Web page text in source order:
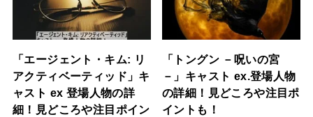
「エージェント・キム: リ
アクティベーティッド」キ
ャスト ex 登場人物の詳
細！見どころや注目ポイン
「トングン －呪いの宮
－」キャスト ex.登場人物
の詳細！見どころや注目ポ
イントも！